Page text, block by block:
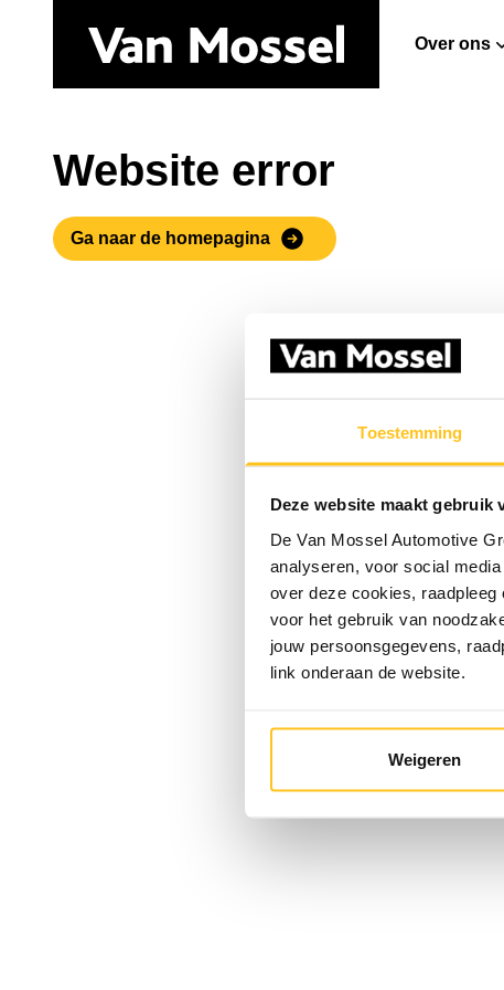
Toestemming
Deze website maakt gebruik
De Van Mossel Automotive
analyseren, voor social
over deze cookies, raadpleeg
voor het gebruik van
jouw persoonsgegevens,
link onderaan de website.
Weigeren
Over ons
Website error
Ga naar de homepagina